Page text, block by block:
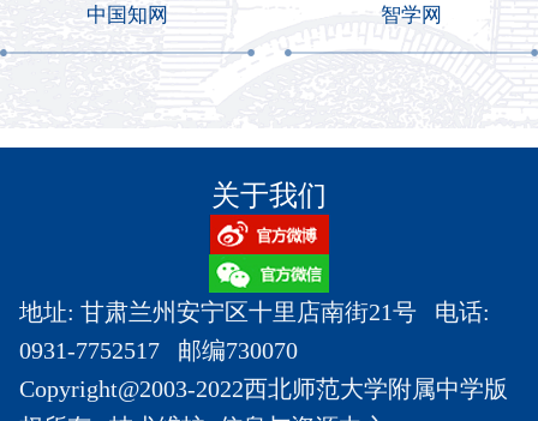
中国知网 智学网
关于我们
地址: 甘肃兰州安宁区十里店南街21号 电话:
0931-7752517 邮编730070
Copyright@2003-2022西北师范大学附属中学版